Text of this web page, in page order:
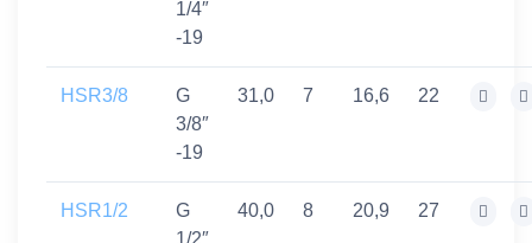
1/4″
-19
HSR3/8
G
3/8″
-19
31,0 7 16,6 22
HSR1/2
G
1/2″
40,0 8 20,9 27